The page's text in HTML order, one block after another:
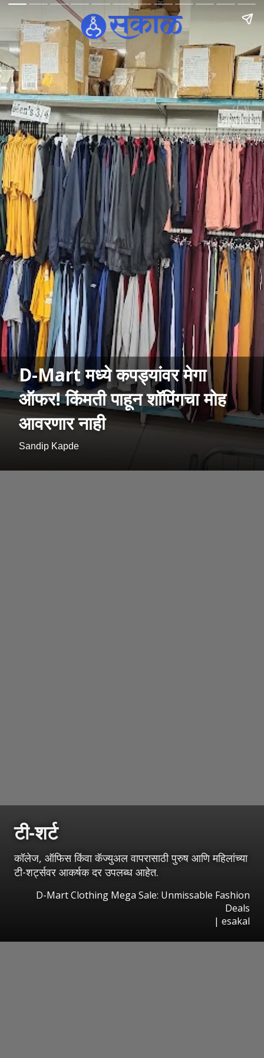
D-Mart मध्ये कपड्यांवर मेगा
ऑफर! किंमती पाहून शॉपिंगचा मोह
आवरणार नाही
Sandip Kapde
टी-शर्ट
कॉलेज, ऑफिस किंवा कॅज्युअल वापरासाठी पुरुष आणि महिलांच्या
टी-शर्ट्सवर आकर्षक दर उपलब्ध आहेत.
D-Mart Clothing Mega Sale: Unmissable Fashion
Deals
| esakal